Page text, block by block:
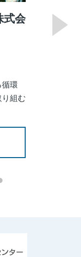
式会
循環
組む